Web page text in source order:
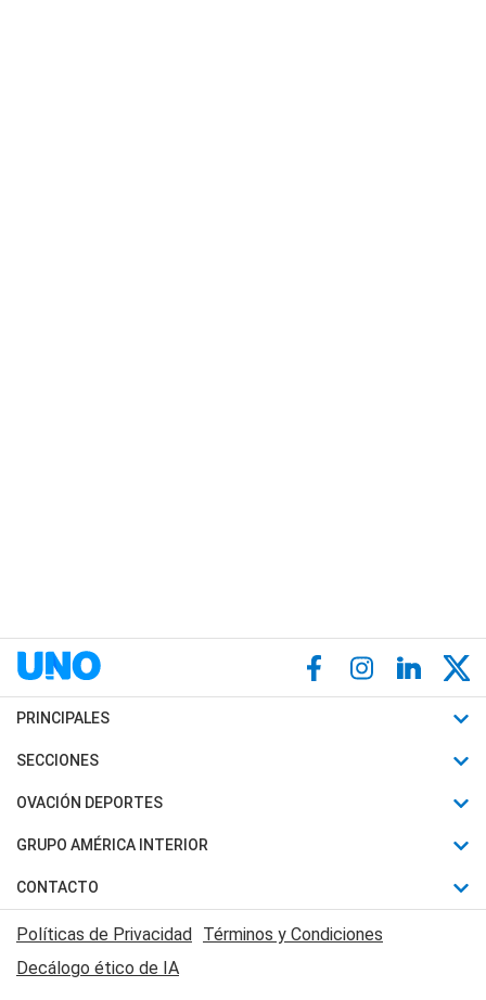
PRINCIPALES
Últimas Noticias
Política
Judiciales
Economia
SECCIONES
Horóscopo
Motores
Trucos caseros
Series y Películas
Edictos y Solicitadas
OVACIÓN DEPORTES
Fútbol
Mundial
Automovilismo
Rugby
GRUPO AMÉRICA INTERIOR
Canal 7 en Vivo
CONTACTO
Acerca de Nosotros
Contactanos
Políticas de Privacidad Términos y Condiciones
Decálogo ético de IA